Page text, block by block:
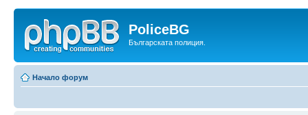
PoliceBG
Българската полиция.
Начало форум